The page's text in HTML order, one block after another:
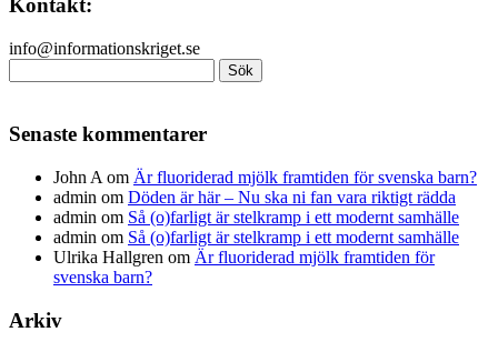
Kontakt:
info@informationskriget.se
efter:
Senaste kommentarer
John A om Är fluoriderad mjölk framtiden för svenska barn?
admin om Döden är här – Nu ska ni fan vara riktigt rädda
admin om Så (o)farligt är stelkramp i ett modernt samhälle
admin om Så (o)farligt är stelkramp i ett modernt samhälle
Ulrika Hallgren om Är fluoriderad mjölk framtiden för
svenska barn?
Arkiv